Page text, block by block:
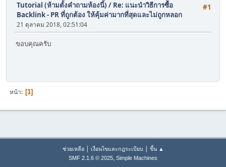
#1
Tutorial (ห้ามตั้งคำถามห้องนี้) / Re: แนะนำวิธีการซื้อ
Backlink - PR ที่ถูกต้อง ให้คุ้มค่ามากที่สุดและไม่ถูกหลอก
21 ตุลาคม 2018, 02:51:04
ขอบคุณครับ
หน้า 1
ช่วยเหลือ| เงื่อนไขและกฎระเบียบ ขึ้น ▲
SMF 2.1.6 © 2025, Simple Machines